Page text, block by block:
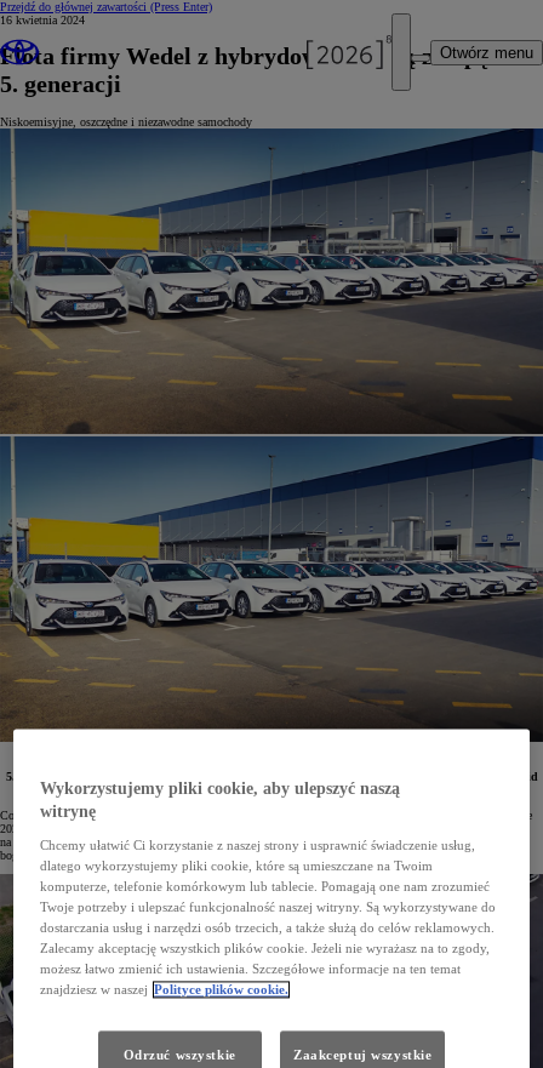
Przejdź do głównej zawartości (Press Enter)
Otwórz menu
16 kwietnia 2024
Flota firmy Wedel z hybrydową Corollą z napędem
5. generacji
Niskoemisyjne, oszczędne i niezawodne samochody
5. generacji. Pracownicy będą poruszać się Corollami TS Kombi z napędami 1.8 Hybrid i 2.0 Hybrid
Dynamic Force. Pierwsze samochody już zostały wydane przez salon Toyota Radość.
Corolla to najpopularniejsze auto osobowe w Polsce, a także najczęstszy wybór firm. Te ostatnie w I kwartale
2024 roku zarejestrowały już 6500 egz. tego modelu. Przedsiębiorcy wybierają Corollę ze względu
na niezawodne i oszczędne napędy hybrydowe 5. generacji, a także szeroką gamę wersji nadwoziowych oraz
bogate wyposażenie.
Wykorzystujemy pliki cookie, aby ulepszyć naszą
witrynę
Chcemy ułatwić Ci korzystanie z naszej strony i usprawnić świadczenie usług,
dlatego wykorzystujemy pliki cookie, które są umieszczane na Twoim
komputerze, telefonie komórkowym lub tablecie. Pomagają one nam zrozumieć
Twoje potrzeby i ulepszać funkcjonalność naszej witryny. Są wykorzystywane do
dostarczania usług i narzędzi osób trzecich, a także służą do celów reklamowych.
Zalecamy akceptację wszystkich plików cookie. Jeżeli nie wyrażasz na to zgody,
możesz łatwo zmienić ich ustawienia. Szczegółowe informacje na ten temat
znajdziesz w naszej Polityce plików cookie.
Odrzuć wszystkie Zaakceptuj wszystkie